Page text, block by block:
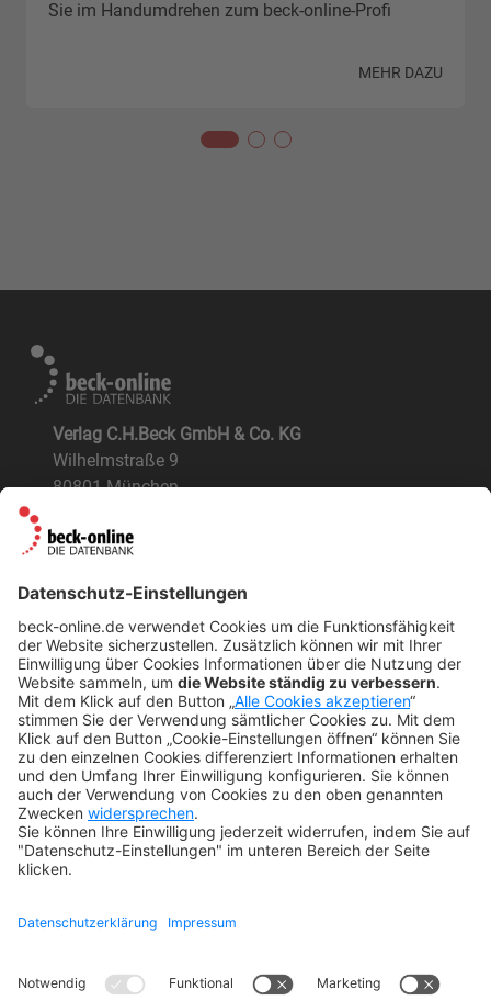
Sie im Handumdrehen zum beck-online-Profi
MEHR DAZU
Verlag C.H.Beck GmbH & Co. KG
Wilhelmstraße 9
80801 München
Der Verlag
Nachhaltigkeit
NÜTZLICHES
FAQs
Tipps & Tricks
Newsletter
Abo kündigen
Widerruf
SONSTIGES
Impressum
Datenschutz
Rechtliches
Kontakt